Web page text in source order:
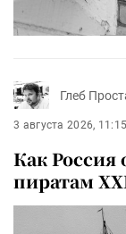
Глеб
3 августа 2026, 11:15
Как Россия
пиратам